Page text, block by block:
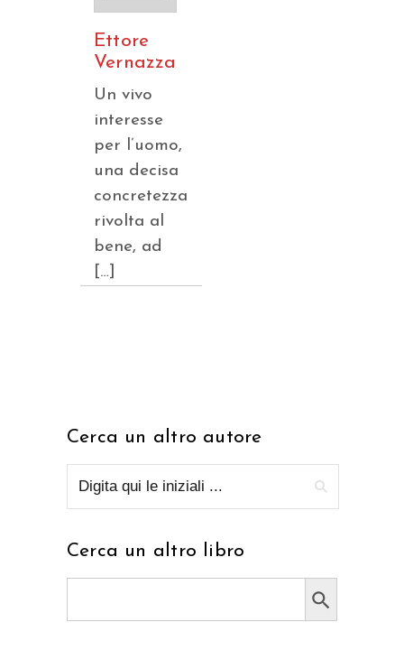
Ettore
Vernazza
Un vivo
interesse
per l’uomo,
una decisa
concretezza
rivolta al
bene, ad
[…]
Cerca un altro autore
Cerca un altro libro
Search Button